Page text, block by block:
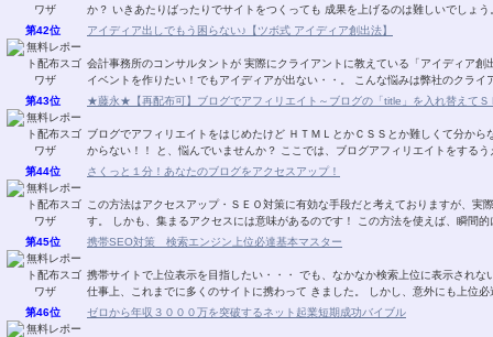
第42位 アイディア出しでもう困らない♪【ツボ式 アイディア創出法】
会計事務所のコンサルタントが 実際にクライアントに教えている「アイディア創出法」です。 ★あ～企画を考えな
イベントを作りたい！でもアイディアが出ない・・
第43位
★藤永★【再配布可】ブログでアフィリエイト～ブログの「title」を入れ替えて
ブログでアフィリエイトをはじめたけど ＨＴＭＬとかＣＳＳとか難しくて分からない！！ 自分のやりたいことがどうすればできるか分
からない！！ と、悩んでいませんか？ ここでは、ブログアフィリエイトを
第44位
さくっと１分！あなたのブログをアクセスアップ！
この方法はアクセスアップ・ＳＥＯ対策に有効な手段だと考えておりますが、実
す。 しかも、集まるアクセスには意味があるので
第45位
携帯SEO対策 検索エンジン上位必達基本マスター
携帯サイトで上位表示を目指したい・・・ でも、なかなか検索上位に表示されない・・・。 そのようなお話をよく耳に
仕事上、これまでに多くのサイトに携わって きました。
第46位
ゼロから年収３０００万を突破するネット起業短期成功バイブル